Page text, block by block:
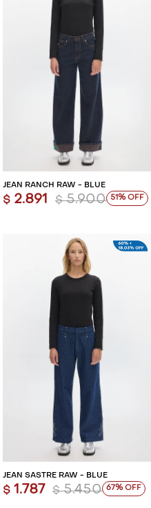
JEAN RANCH RAW - BLUE
$ 2.891 $ 5.900 51
JEAN SASTRE RAW - BLUE
$ 1.787 $ 5.450 67